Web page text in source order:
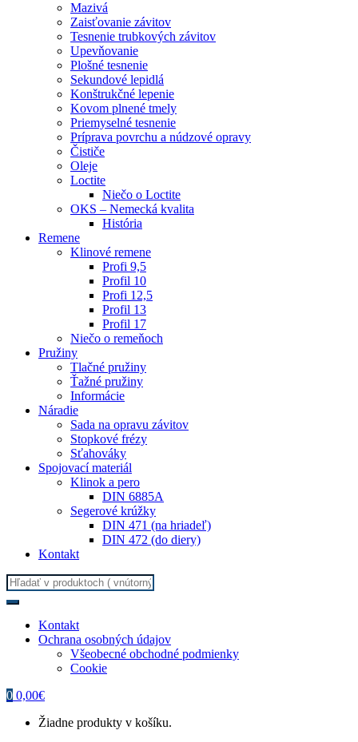
Mazivá
Zaisťovanie závitov
Tesnenie trubkových závitov
Upevňovanie
Plošné tesnenie
Sekundové lepidlá
Konštrukčné lepenie
Kovom plnené tmely
Priemyselné tesnenie
Príprava povrchu a núdzové opravy
Čističe
Oleje
Loctite
Niečo o Loctite
OKS – Nemecká kvalita
História
Remene
Klinové remene
Profi 9,5
Profil 10
Profi 12,5
Profil 13
Profil 17
Niečo o remeňoch
Pružiny
Tlačné pružiny
Ťažné pružiny
Informácie
Náradie
Sada na opravu závitov
Stopkové frézy
Sťahováky
Spojovací materiál
Klinok a pero
DIN 6885A
Segerové krúžky
DIN 471 (na hriadeľ)
DIN 472 (do diery)
Kontakt
Search
for:
Kontakt
Ochrana osobných údajov
Všeobecné obchodné podmienky
Cookie
0 0,00€
Žiadne produkty v košíku.